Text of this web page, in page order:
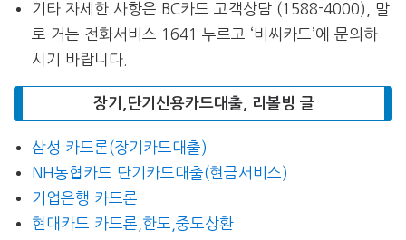
기타 자세한 사항은 BC카드 고객상담 (1588-4000), 말
로 거는 전화서비스 1641 누르고 ‘비씨카드’에 문의하
시기 바랍니다.
장기,단기신용카드대출, 리볼빙 글
삼성 카드론(장기카드대출)
NH농협카드 단기카드대출(현금서비스)
기업은행 카드론
현대카드 카드론,한도,중도상환